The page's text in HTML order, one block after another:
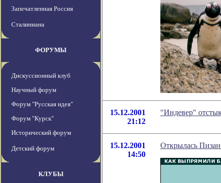
Запечатленная Россия
Сталиниана
ФОРУМЫ
Дискуссионный клуб
Научный форум
Форум "Русская идея"
Форум "Курск"
Исторический форум
Детский форум
КЛУБЫ
15.12.2001
21:12
"Индевер"
15.12.2001
14:50
Открылась